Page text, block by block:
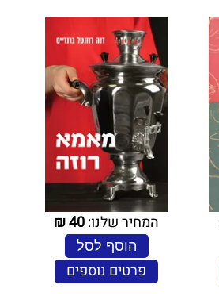
המחיר שלנו:40
₪
הוסף לסל
פרטים נוספים